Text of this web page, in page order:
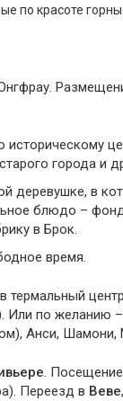
по красоте
историческому
города и
деревушке, в
блюдо –
в Брок.
время.
термальный
Или по желанию
Анси, Шамони,
.
Переезд в Веве